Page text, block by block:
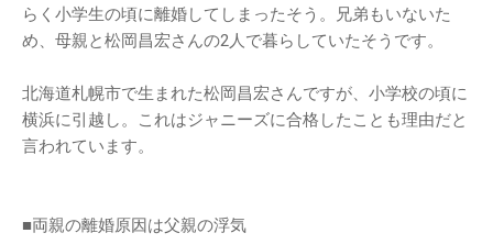
らく小学生の頃に離婚してしまったそう。兄弟もいないた
め、母親と松岡昌宏さんの2人で暮らしていたそうです。
北海道札幌市で生まれた松岡昌宏さんですが、小学校の頃に
横浜に引越し。これはジャニーズに合格したことも理由だと
言われています。
■両親の離婚原因は父親の浮気